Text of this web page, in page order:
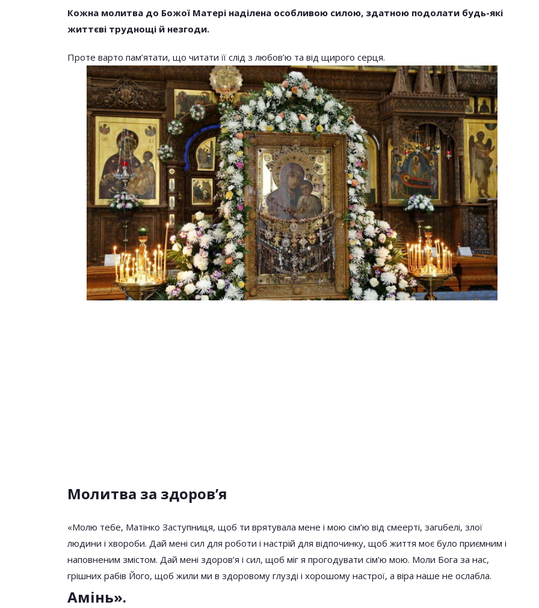
Кожна молитва до Божої Матері наділена особливою силою, здатною подолати будь-які
життєві труднощі й незгоди.
Проте варто пам’ятати, що читати її слід з любов’ю та від щирого серця.
Молитва за здоров’я
«Молю тебе, Матінкo Заступниця, щоб ти врятувала мене і мою сім’ю від смeepті, загuбeлі, злої
людини і хвоpoби. Дай мені сил для роботи і настрій для відпочинку, щоб життя моє було приємним і
наповненим змістом. Дай мені здоров’я і сил, щоб міг я прогодувати сім’ю мою. Моли Бога за нас,
грішних рабів Його, щоб жили ми в здоровому глузді і хорошому настрої, а віра наше не ослабла.
Амінь».
НОВОСТИ
Молитва Яку Читають В
Перший День Великого Посту
— 27 Лютого І Просять
Відпущення Гріхів
Кого Не Слід Обирати У
Хрещені. Чомусь Мало Хто Про
Це Знає